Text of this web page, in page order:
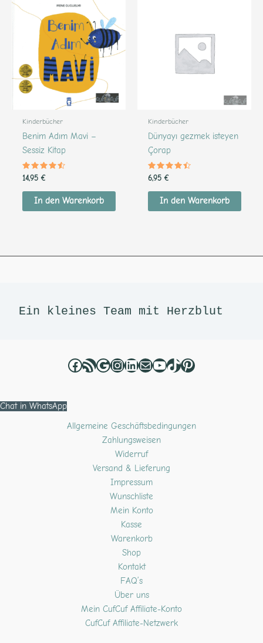
Kinderbücher
Benim Adım Mavi –
Sessiz Kitap
Bewertet
mit
4.36
von 5
14,95 €
In den Warenkorb
Kinderbücher
Dünyayı gezmek isteyen
Çorap
Bewertet
mit
4.29
von 5
6,95 €
In den Warenkorb
Ein kleines Team mit Herzblut
Chat in WhatsApp
Allgemeine Geschäftsbedingungen
Zahlungsweisen
Widerruf
Versand & Lieferung
Impressum
Wunschliste
Mein Konto
Kasse
Warenkorb
Shop
Kontakt
FAQ’s
Über uns
Mein CufCuf Affiliate-Konto
CufCuf Affiliate-Netzwerk